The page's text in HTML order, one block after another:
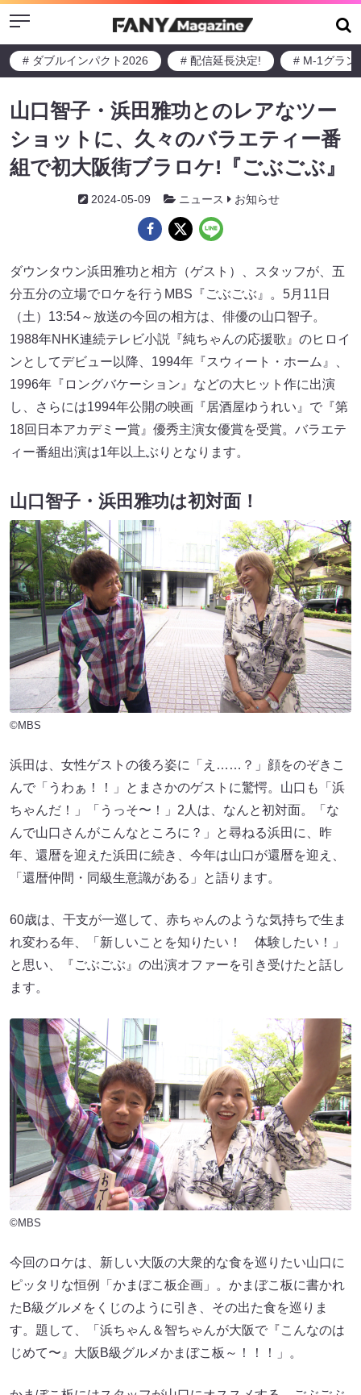
Menu
# ダブルインパクト2026 # 配信延長決定! # M-1グラン
山口智子・浜田雅功とのレアなツー
ショットに、久々のバラエティー番
組で初大阪街ブラロケ!『ごぶごぶ』
2024-05-09 ニュース お知らせ
ダウンタウン浜田雅功と相方（ゲスト）、スタッフが、五
分五分の立場でロケを行うMBS『ごぶごぶ』。5月11日
（土）13:54～放送の今回の相方は、俳優の山口智子。
1988年NHK連続テレビ小説『純ちゃんの応援歌』のヒロイ
ンとしてデビュー以降、1994年『スウィート・ホーム』、
1996年『ロングバケーション』などの大ヒット作に出演
し、さらには1994年公開の映画『居酒屋ゆうれい』で『第
18回日本アカデミー賞』優秀主演女優賞を受賞。バラエテ
ィー番組出演は1年以上ぶりとなります。
山口智子・浜田雅功は初対面！
©MBS
浜田は、女性ゲストの後ろ姿に「え……？」顔をのぞきこ
んで「うわぁ！！」とまさかのゲストに驚愕。山口も「浜
ちゃんだ！」「うっそ〜！」2人は、なんと初対面。「な
んで山口さんがこんなところに？」と尋ねる浜田に、昨
年、還暦を迎えた浜田に続き、今年は山口が還暦を迎え、
「還暦仲間・同級生意識がある」と語ります。
60歳は、干支が一巡して、赤ちゃんのような気持ちで生ま
れ変わる年、「新しいことを知りたい！ 体験したい！」
と思い、『ごぶごぶ』の出演オファーを引き受けたと話し
ます。
©MBS
今回のロケは、新しい大阪の大衆的な食を巡りたい山口に
ピッタリな恒例「かまぼこ板企画」。かまぼこ板に書かれ
たB級グルメをくじのように引き、その出た食を巡りま
す。題して、「浜ちゃん＆智ちゃんが大阪で『こんなのは
じめて〜』大阪B級グルメかまぼこ板～！！！」。